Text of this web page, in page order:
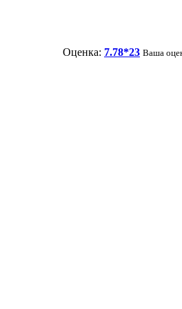
Оценка: 7.78*23 Ваша